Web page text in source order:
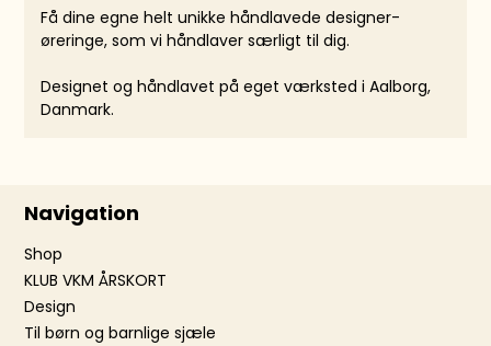
Få dine egne helt unikke håndlavede designer-
øreringe, som vi håndlaver særligt til dig.
Designet og håndlavet på eget værksted i Aalborg,
Danmark.
Navigation
Shop
KLUB VKM ÅRSKORT
Design
Til børn og barnlige sjæle